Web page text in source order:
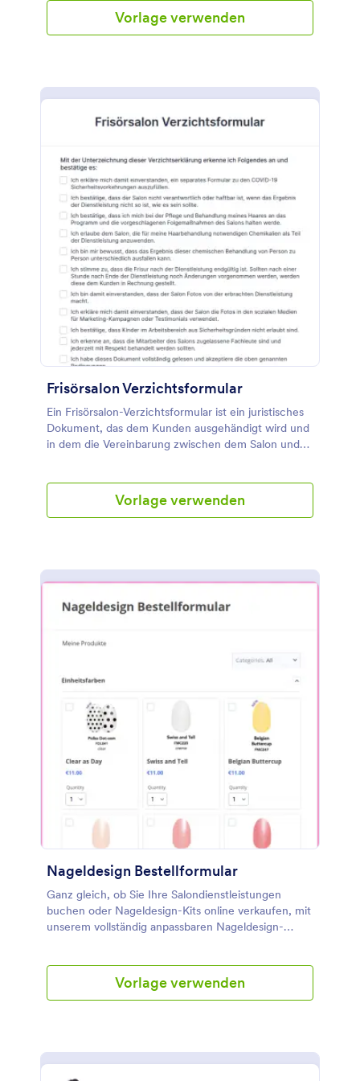
sich aus der Bereitstellung ergeben könnten. Das
Unterschriftsfeld ermöglicht es Ihren Kunden, ihre
ganz einfach und ohne Platz in Ihrem Büro zu
über das Suchfeld im Übermittlungsseiten-Manager
diese Funktionen und mehr nutzen. Kopieren Sie
diese Vorlage einfach in Ihr Jotform-Konto!
Vorlage verwenden
Frisörsalon Verzichtsformular
Ein Frisörsalon-Verzichtsformular ist ein juristisches
Dokument, das dem Kunden ausgehändigt wird und
in dem die Vereinbarung zwischen dem Salon und
bevor der Salon die Dienstleistung erbringt. Das
Verzichtsformular für Frisörsalons enthält Felder, in
Termins abgefragt werden. Dieses Verzichtsformular
Vereinbarung zeigt, die in einem Format organisiert
ankreuzen muss, um zuzustimmen. Diese Vorlage
wichtige Informationen und besondere
Anweisungen verwendet wird. Diese
Formularvorlage verwendet auch das Feld
Unterschrift, um die digitale Unterschrift des
Kunden und des Frisörs zu erfassen. Passen Sie
diese Formularvorlage an, indem Sie das Farbthema
ändern und das Logo Ihres Salons über den
Formulargenerator hinzufügen.
Vorlage verwenden
Nageldesign Bestellformular
Ganz gleich, ob Sie Ihre Salondienstleistungen
buchen oder Nageldesign-Kits online verkaufen, mit
unserem vollständig anpassbaren Nageldesign-
Um loszulegen, passen Sie einfach das
Vorlagendesign an, um Ihre Produkte und Preise
für Nageldesign eintrudeln. Alle Antworten werden
Vorlage verwenden